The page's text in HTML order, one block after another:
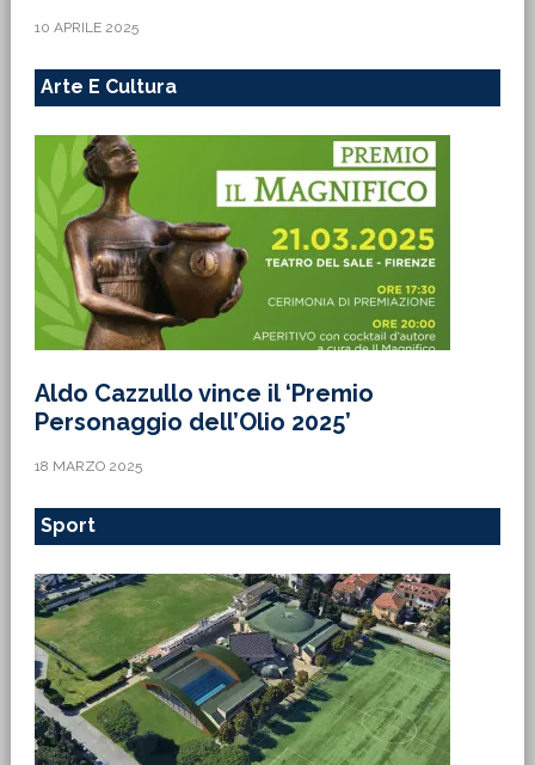
10 APRILE 2025
Arte E Cultura
Aldo Cazzullo vince il ‘Premio
Personaggio dell’Olio 2025’
18 MARZO 2025
Sport